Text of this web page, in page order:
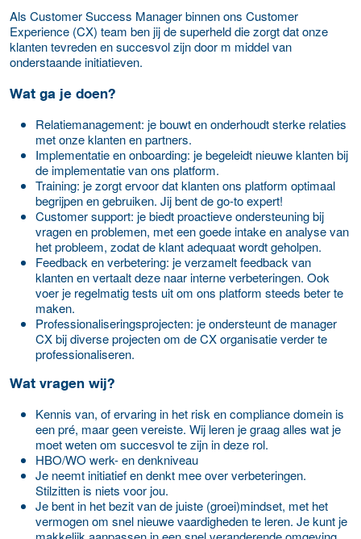
Als Customer Success Manager binnen ons Customer
Experience (CX) team ben jij de superheld die zorgt dat onze
klanten tevreden en succesvol zijn door m middel van
onderstaande initiatieven.
Wat ga je doen?
Relatiemanagement: je bouwt en onderhoudt sterke relaties
met onze klanten en partners.
Implementatie en onboarding: je begeleidt nieuwe klanten bij
de implementatie van ons platform.
Training: je zorgt ervoor dat klanten ons platform optimaal
begrijpen en gebruiken. Jij bent de go-to expert!
Customer support: je biedt proactieve ondersteuning bij
vragen en problemen, met een goede intake en analyse van
het probleem, zodat de klant adequaat wordt geholpen.
Feedback en verbetering: je verzamelt feedback van
klanten en vertaalt deze naar interne verbeteringen. Ook
voer je regelmatig tests uit om ons platform steeds beter te
maken.
Professionaliseringsprojecten: je ondersteunt de manager
CX bij diverse projecten om de CX organisatie verder te
professionaliseren.
Wat vragen wij?
Kennis van, of ervaring in het risk en compliance domein is
een pré, maar geen vereiste. Wij leren je graag alles wat je
moet weten om succesvol te zijn in deze rol.
HBO/WO werk- en denkniveau
Je neemt initiatief en denkt mee over verbeteringen.
Stilzitten is niets voor jou.
Je bent in het bezit van de juiste (groei)mindset, met het
vermogen om snel nieuwe vaardigheden te leren. Je kunt je